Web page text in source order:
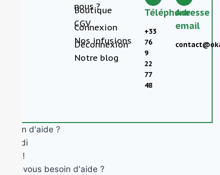
Boutique
Connexion
Déconnexion
nous ?
CGV
Nos infusions
Notre blog
Téléphone
+33
76
9
22
77
48
Adresse
email
Besoin d'aide ?
Okandi
Salut !
Avez-vous besoin d'aide ?